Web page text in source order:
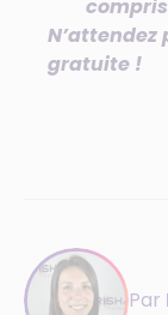
gratuite !
Par